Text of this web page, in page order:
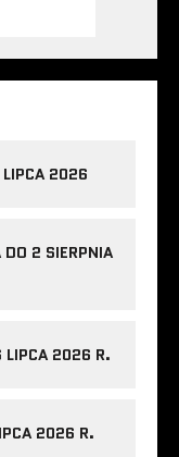
2026
2 SIERPNIA
LIPCA 2026 R.
2026 R.